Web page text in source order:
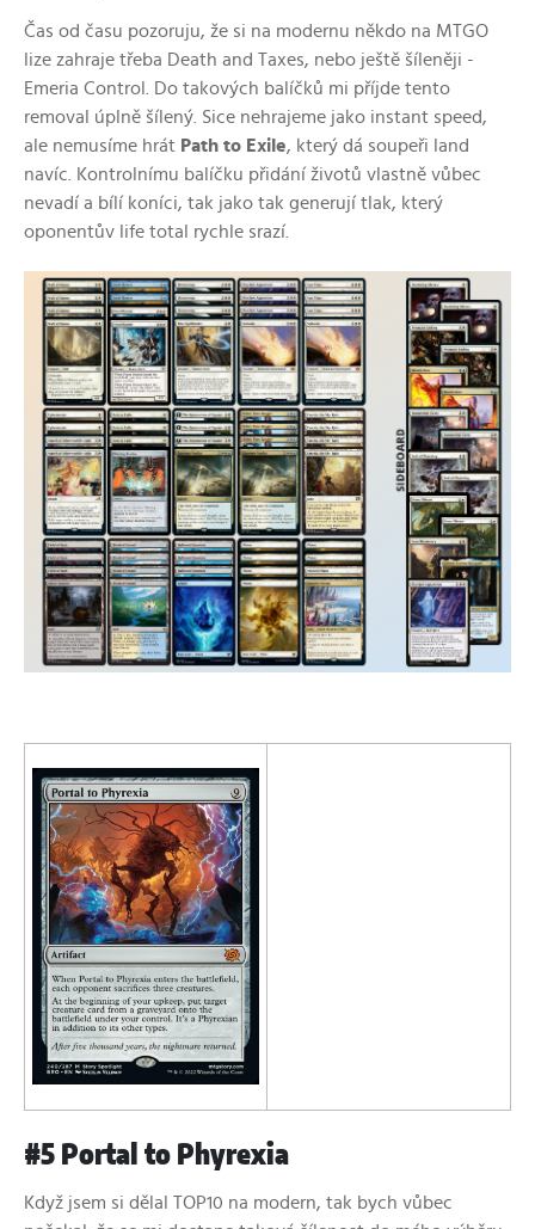
Čas od času pozoruju, že si na modernu někdo na MTGO
lize zahraje třeba Death and Taxes, nebo ještě šíleněji -
Emeria Control. Do takových balíčků mi příjde tento
removal úplně šílený. Sice nehrajeme jako instant speed,
ale nemusíme hrát Path to Exile, který dá soupeři land
navíc. Kontrolnímu balíčku přidání životů vlastně vůbec
nevadí a bílí koníci, tak jako tak generují tlak, který
oponentův life total rychle srazí.
#5 Portal to Phyrexia
Když jsem si dělal TOP10 na modern, tak bych vůbec